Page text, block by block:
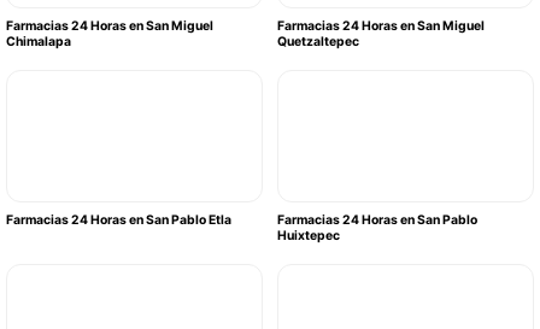
Farmacias 24 Horas en San Miguel
Chimalapa
Farmacias 24 Horas en San Miguel
Quetzaltepec
Farmacias 24 Horas en San Pablo Etla
Farmacias 24 Horas en San Pablo
Huixtepec